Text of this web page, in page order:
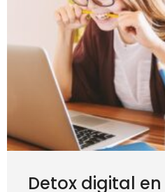
Detox digital